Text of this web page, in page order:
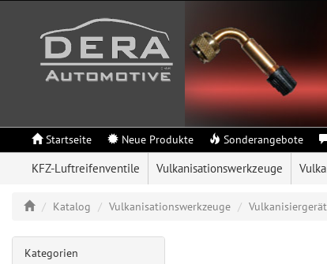
Startseite Neue Produkte Sonderangebote
KFZ-Luftreifenventile Vulkanisationswerkzeuge
Katalog Vulkanisationswerkzeuge
Kategorien